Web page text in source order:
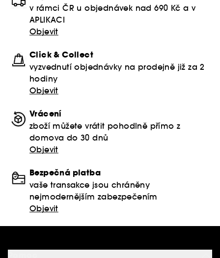
v rámci ČR u objednávek nad 690 Kč a v
APLIKACI
Objevit
Click & Collect
vyzvednutí objednávky na prodejně již za 2
hodiny
Objevit
Vrácení
zboží můžete vrátit pohodlně přímo z
domova do 30 dnů
Objevit
Bezpečná platba
vaše transakce jsou chráněny
nejmodernějším zabezpečením
Objevit